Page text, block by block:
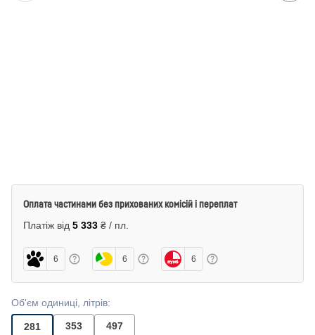
Оплата частинами без прихованих комісій і переплат
Платіж від 5 333 ₴ / пл.
6 6 6
Об'єм одиниці, літрів:
281 353 497